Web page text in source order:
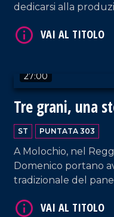
dedicarsi alla
un frammento di un
all'identità del
27:00
Tre grani, una
ST PUNTATA 303
A Molochio, nel
Domenico portano
tradizionale del
unica: il Pane dei
VAI AL TITOLO